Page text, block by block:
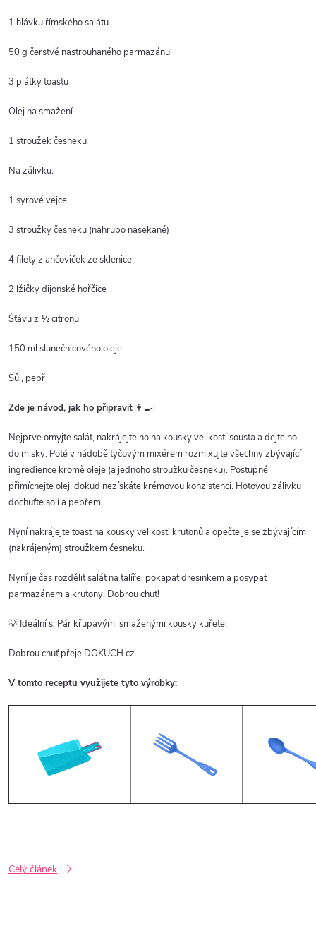
1 hlávku římského salátu
50 g čerstvě nastrouhaného parmazánu
3 plátky toastu
Olej na smažení
1 stroužek česneku
Na zálivku:
1 syrové vejce
3 stroužky česneku (nahrubo nasekané)
4 filety z ančoviček ze sklenice
2 lžičky dijonské hořčice
Šťávu z ½ citronu
150 ml slunečnicového oleje
Sůl, pepř
Zde je návod, jak ho připravit 👨‍🍳:
Nejprve omyjte salát, nakrájejte ho na kousky velikosti sousta a dejte ho
do misky. Poté v nádobě tyčovým mixérem rozmixujte všechny zbývající
ingredience kromě oleje (a jednoho stroužku česneku). Postupně
přimíchejte olej, dokud nezískáte krémovou konzistenci. Hotovou zálivku
dochuťte solí a pepřem.
Nyní nakrájejte toast na kousky velikosti krutonů a opečte je se zbývajícím
(nakrájeným) stroužkem česneku.
Nyní je čas rozdělit salát na talíře, pokapat dresinkem a posypat
parmazánem a krutony. Dobrou chuť!
💡 Ideální s: Pár křupavými smaženými kousky kuřete.
Dobrou chuť přeje DOKUCH.cz
V tomto receptu využijete tyto výrobky:
Celý článek